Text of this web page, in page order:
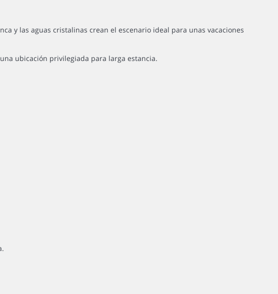
y las aguas cristalinas crean el escenario ideal para unas vacaciones
ubicación privilegiada para larga estancia.